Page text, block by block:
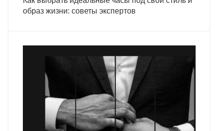
образ жизни: советы экспертов